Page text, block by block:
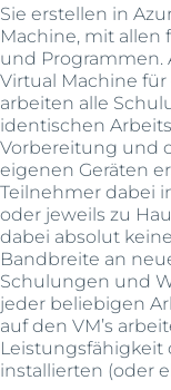
Sie erstellen in
Machine, mit allen
und Programmen.
Virtual Machine
arbeiten alle
identischen
Vorbereitung und
eigenen Geräten
Teilnehmer dabei
oder jeweils zu
dabei absolut
Bandbreite an
Schulungen und
jeder beliebigen
auf den VM’s
Leistungsfähigkeit
installierten (oder